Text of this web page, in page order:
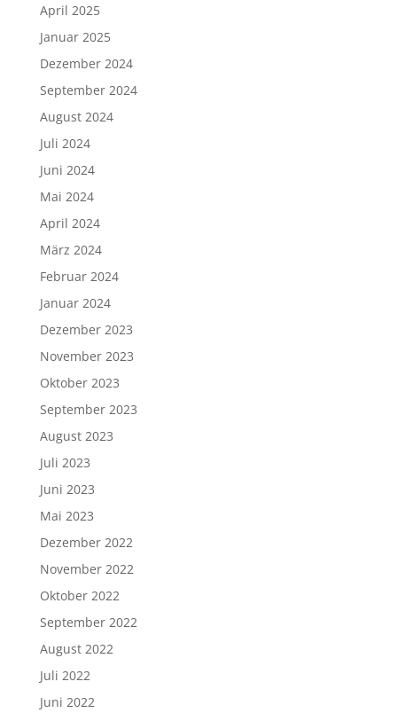
April 2025
Januar 2025
Dezember 2024
September 2024
August 2024
Juli 2024
Juni 2024
Mai 2024
April 2024
März 2024
Februar 2024
Januar 2024
Dezember 2023
November 2023
Oktober 2023
September 2023
August 2023
Juli 2023
Juni 2023
Mai 2023
Dezember 2022
November 2022
Oktober 2022
September 2022
August 2022
Juli 2022
Juni 2022